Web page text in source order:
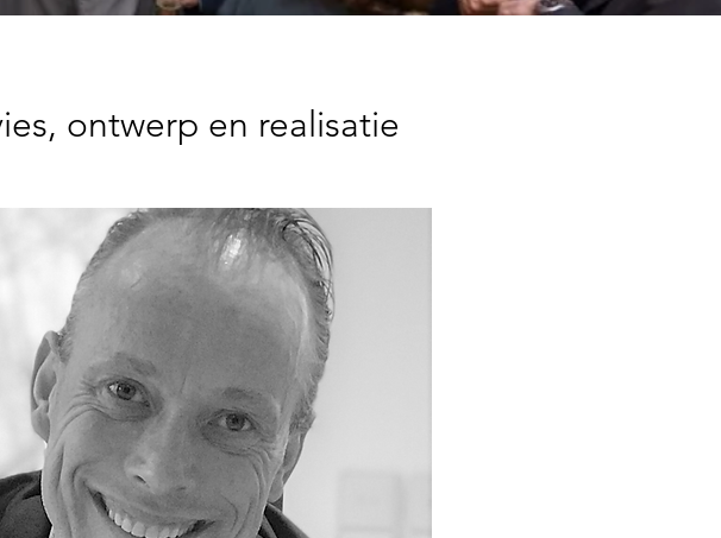
ontwerp en realisatie